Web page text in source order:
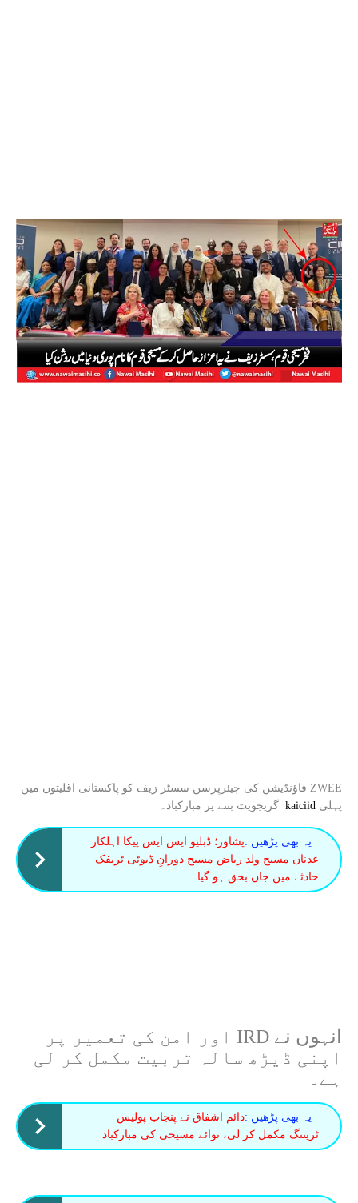
ZWEE فاؤنڈیشن کی چیئرپرسن سسٹر زیف کو پاکستانی اقلیتوں میں
پہلی kaiciid گریجویٹ بننے پر مبارکباد۔
یہ بھی پڑھیں :پشاور؛ ڈبلیو ایس ایس پیکا اہلکار
عدنان مسیح ولد ریاض مسیح دورانِ ڈیوٹی ٹریفک
حادثے میں جاں بحق ہو گیا۔
انہوں نے IRD اور امن کی تعمیر پر
اپنی ڈیڑھ سالہ تربیت مکمل کر لی
ہے۔
یہ بھی پڑھیں :دائم اشفاق نے پنجاب پولیس
ٹریننگ مکمل کر لی، نوائے مسیحی کی مبارکباد